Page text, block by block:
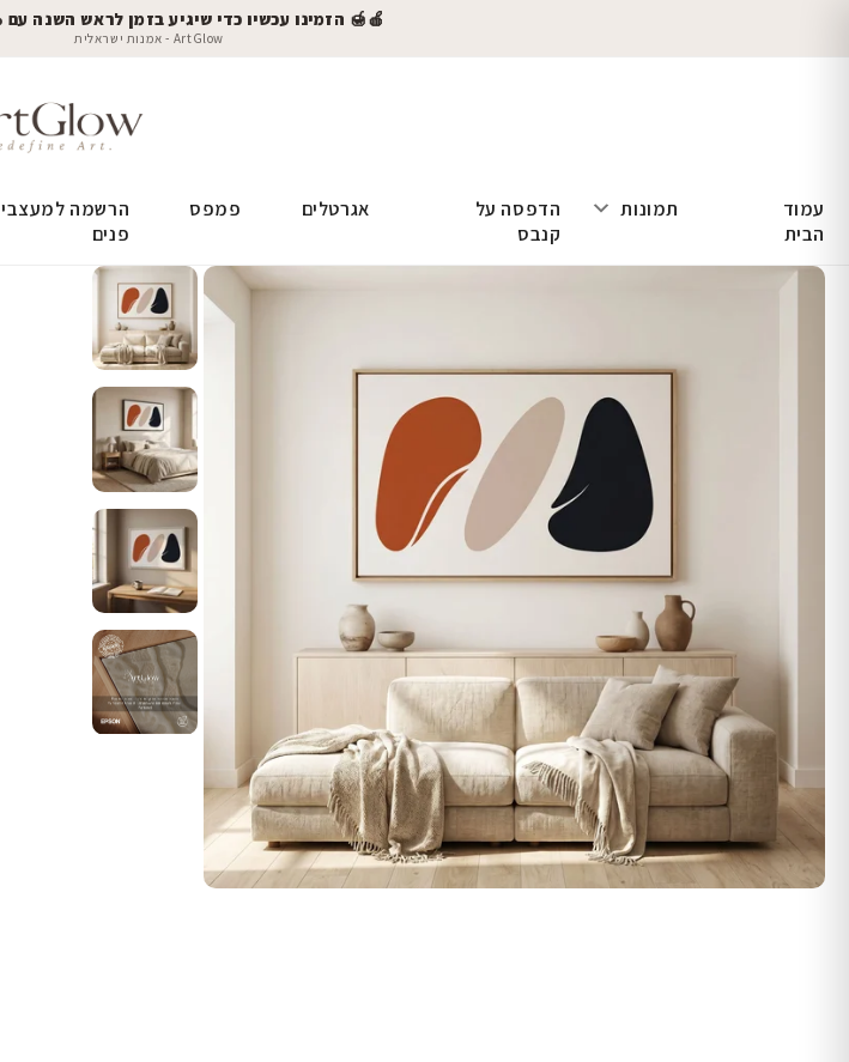
🍎🍯 הזמינו עכשיו כדי שיגיע בזמן לראש השנה עם 12% הנחה!
ArtGlow - אמנות ישראלית
עמוד
הבית
תמונות
הדפסה על
קנבס
אגרטלים פמפס
הרשמה למעצבי
פנים